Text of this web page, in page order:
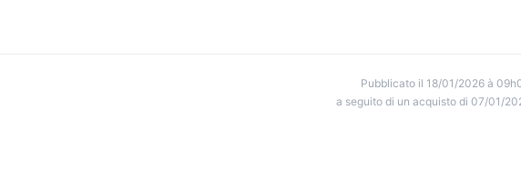
Pubblicato il 18/01/2026 à
a seguito di un acquisto di 07/01/